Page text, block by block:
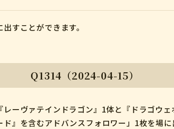
すことができます。
Q1314（2024-04-15）
レーヴァテインドラゴン』1体と『ドラゴウ
』を含むアドバンスフォロワー」1枚を場